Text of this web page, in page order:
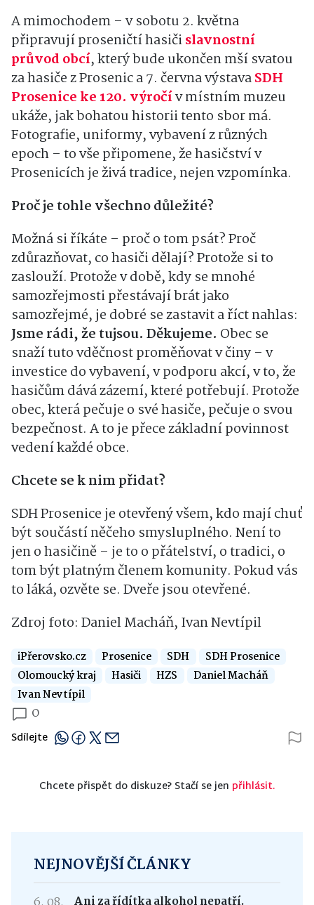
A mimochodem – v sobotu 2. května
připravují proseničtí hasičislavnostní
průvod obcí, který bude ukončen mší svatou
za hasiče z Prosenic a 7. června výstavaSDH
Prosenice ke 120. výročív místním muzeu
ukáže, jak bohatou historii tento sbor má.
Fotografie, uniformy, vybavení z různých
epoch – to vše připomene, že hasičství v
Prosenicích je živá tradice, nejen vzpomínka.
Proč je tohle všechno důležité?
Možná si říkáte – proč o tom psát? Proč
zdůrazňovat, co hasiči dělají? Protože si to
zaslouží. Protože v době, kdy se mnohé
samozřejmosti přestávají brát jako
samozřejmé, je dobré se zastavit a říct nahlas:
Jsme rádi, že tujsou. Děkujeme. Obec se
snaží tuto vděčnost proměňovat v činy – v
investice do vybavení, v podporu akcí, v to, že
hasičům dává zázemí, které potřebují. Protože
obec, která pečuje o své hasiče, pečuje o svou
bezpečnost. A to je přece základní povinnost
vedení každé obce.
Chcete se k nim přidat?
SDH Prosenice je otevřený všem, kdo mají chuť
být součástí něčeho smysluplného. Není to
jen o hasičině – je to o přátelství, o tradici, o
tom být platným členem komunity. Pokud vás
to láká, ozvěte se. Dveře jsou otevřené.
Zdroj foto: Daniel Macháň, Ivan Nevtípil
iPřerovsko.cz Prosenice SDH
SDH Prosenice
Olomoucký kraj
Hasiči HZS
Daniel Macháň
Ivan Nevtípil
0
Sdílejte
Chcete přispět do diskuze? Stačí se jen přihlásit.
NEJNOVĚJŠÍ ČLÁNKY